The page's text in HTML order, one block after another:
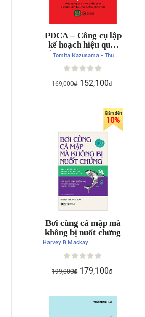
PDCA – Công cụ lập
kế hoạch hiệu quả:
Ứng dụng chu trình
quản lý và cải tiến
liên tục chất lượng
công việc
Tomita Kazusama - Thu
Phương
169,000đ 152,100đ
10%
Bơi cùng cá mập mà
không bị nuốt chửng
Harvey B Mackay
199,000đ 179,100đ